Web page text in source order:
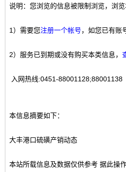
说明：您浏览的信息被限制浏览，浏览
1）需要您注册一个帐号，如您已有账
2）服务已到期或没有购买本类信息，
入网热线:0451-88001128;88001138
本信息摘要如下：
大丰港口硫磺产销动态
本站所载信息及数据仅供参考 据此操